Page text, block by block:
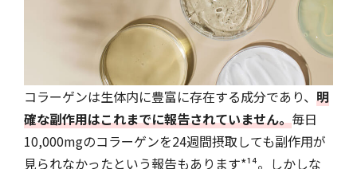
コラーゲンは生体内に豊富に存在する成分であり、 明
確な副作用はこれまでに報告されていません。毎日
10,000mgのコラーゲンを24週間摂取しても副作用が
見られなかったという報告もあります*¹⁴。しかしな